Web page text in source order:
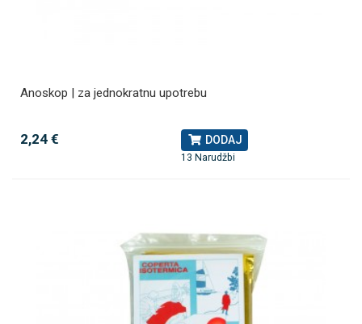
Anoskop | za jednokratnu upotrebu
2,24 € DODAJ
13 Narudžbi